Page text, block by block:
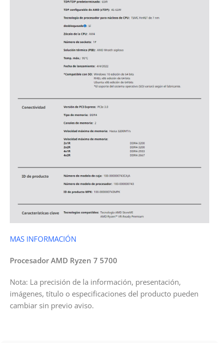
MAS INFORMACIÓN
Procesador AMD Ryzen 7 5700
Nota: La precisión de la información, presentación,
imágenes, título o especificaciones del producto pueden
cambiar sin previo aviso.